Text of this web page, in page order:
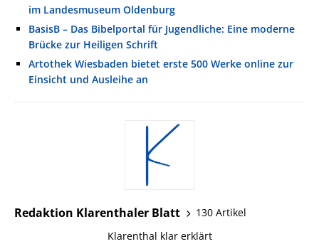
im Landesmuseum Oldenburg
BasisB – Das Bibelportal für Jugendliche: Eine moderne
Brücke zur Heiligen Schrift
Artothek Wiesbaden bietet erste 500 Werke online zur
Einsicht und Ausleihe an
Redaktion Klarenthaler Blatt
130 Artikel
Klarenthal klar erklärt